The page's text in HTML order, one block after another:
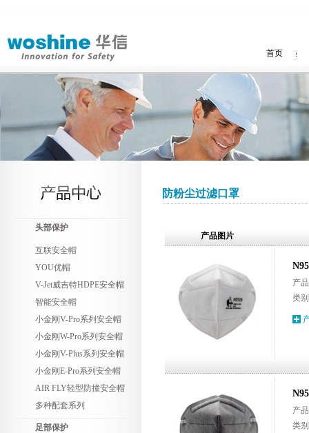
首页
头部保护
互联安全帽
YOU优帽
V-Jet威吉特HDPE安全帽
智能安全帽
小金刚V-Pro系列安全帽
小金刚W-Pro系列安全帽
小金刚V-Plus系列安全帽
小金刚E-Pro系列安全帽
AIR FLY轻型防撞安全帽
多种配套系列
足部保护
防粉尘过滤口罩
产品图片
产
类
产
类